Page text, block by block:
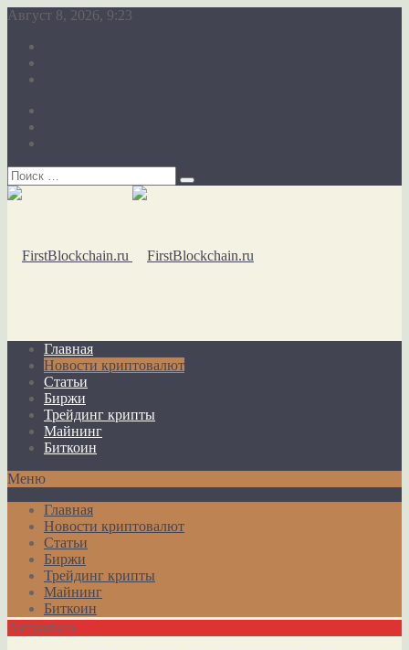
Август 8, 2026, 9:23
Главная
Новости криптовалют
Статьи
Биржи
Трейдинг крипты
Майнинг
Биткоин
Меню
Главная
Новости криптовалют
Статьи
Биржи
Трейдинг крипты
Майнинг
Биткоин
Актуально